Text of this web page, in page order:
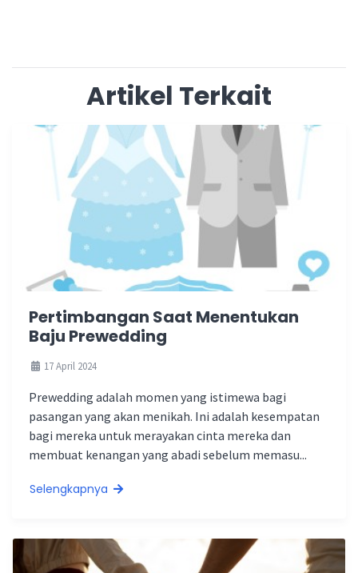
Artikel Terkait
Pertimbangan Saat Menentukan
Baju Prewedding
17 April 2024
Prewedding adalah momen yang istimewa bagi
pasangan yang akan menikah. Ini adalah kesempatan
bagi mereka untuk merayakan cinta mereka dan
membuat kenangan yang abadi sebelum memasu...
Selengkapnya